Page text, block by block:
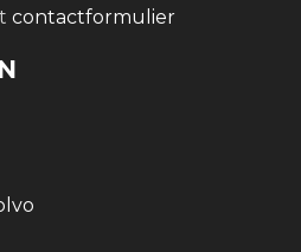
contactformulier